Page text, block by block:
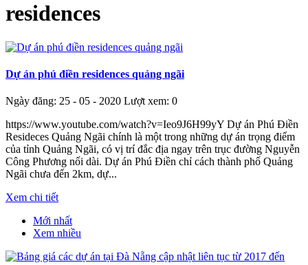
residences
Dự án phú điền residences quảng ngãi
Ngày đăng: 25 - 05 - 2020 Lượt xem: 0
https://www.youtube.com/watch?v=Ieo9J6H99yY Dự án Phú Điền
Resideces Quảng Ngãi chính là một trong những dự án trọng điểm
của tỉnh Quảng Ngãi, có vị trí đắc địa ngay trên trục đường Nguyễn
Công Phương nối dài. Dự án Phú Điền chỉ cách thành phố Quảng
Ngãi chưa đến 2km, dự...
Xem chi tiết
Mới nhất
Xem nhiều